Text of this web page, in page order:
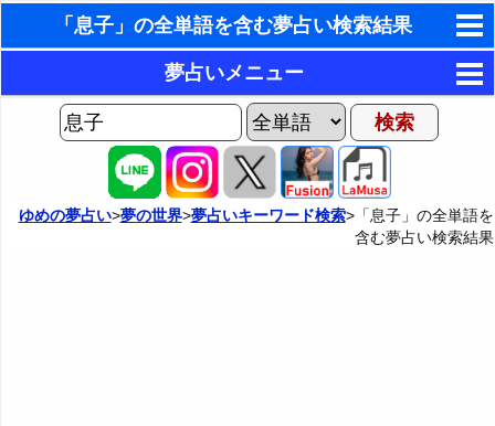
「息子」の全単語を含む夢占い検索結果
東洋・西洋占星術
ホラリー占星術
手相占いで未来診断
タロットカードで無料占い
夢占いメニュー
AIゆめの夢占いチャット
ヨセフの夢占い
夢占い掲示板
ゆめの夢占い>夢の世界>夢占いキーワード検索>「息子」の全単語を
含む夢占い検索結果